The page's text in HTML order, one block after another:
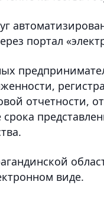
портал
отчетности,
виде.